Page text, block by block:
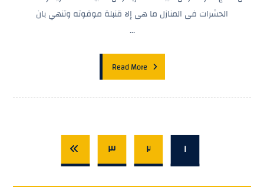
الحشرات فى المنازل ما هى إلا قنبلة موقوته وتنهي بان
...
Read More
١ ٢ ٣